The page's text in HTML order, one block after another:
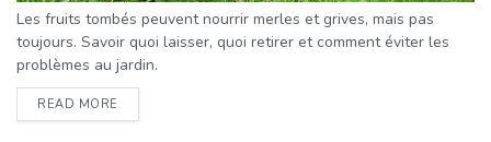
Les fruits tombés peuvent nourrir merles et grives, mais pas
toujours. Savoir quoi laisser, quoi retirer et comment éviter les
problèmes au jardin.
READ MORE